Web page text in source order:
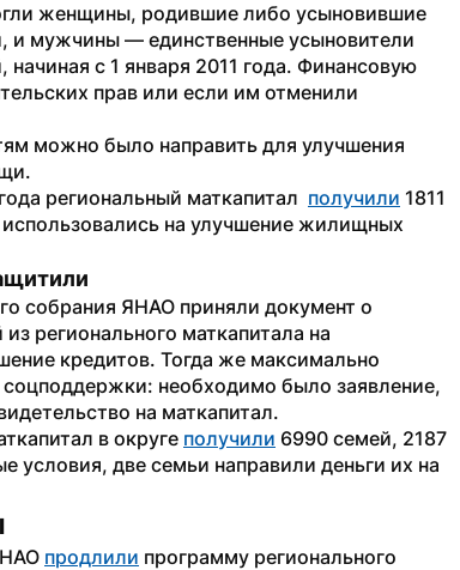
женщины, родившие либо усыновившие
и мужчины — единственные усыновители
с 1 января 2011 года. Финансовую
прав или если им отменили
можно было направить для улучшения
региональный маткапитал получили 1811
на улучшение жилищных
собрания ЯНАО приняли документ о
регионального маткапитала на
кредитов. Тогда же максимально
необходимо было заявление,
на маткапитал.
в округе получили 6990 семей, 2187
две семьи направили деньги их на
продлили программу регионального